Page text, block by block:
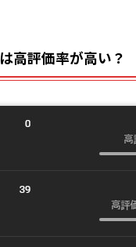
高評価率が高い？